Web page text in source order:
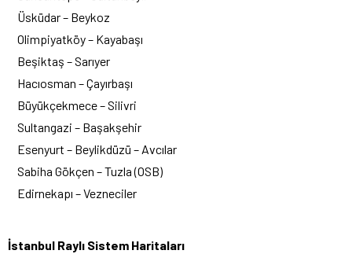
Üsküdar – Beykoz
Olimpiyatköy – Kayabaşı
Beşiktaş – Sarıyer
Hacıosman – Çayırbaşı
Büyükçekmece – Silivri
Sultangazi – Başakşehir
Esenyurt – Beylikdüzü – Avcılar
Sabiha Gökçen – Tuzla (OSB)
Edirnekapı – Vezneciler
İstanbul Raylı Sistem Haritaları